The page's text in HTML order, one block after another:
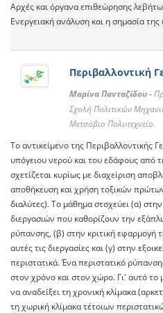
Αρχές και όργανα επιθεώρησης
Ενεργειακή ανάλυση και η σημασία της
Περιβαλλοντική
Μαρίνα Πανταζίδου -
Σχολή Πολιτικών
Μετσόβιο Πολυτεχνείο
Το αντικείμενο της Περιβαλλοντικής
υπόγειου νερού και του εδάφους από
σχετίζεται κυρίως με διαχείριση
αποθήκευση και χρήση τοξικών
διαλύτες). Το μάθημα στοχεύει (α)
διεργασιών που καθορίζουν την
ρύπανσης, (β) στην κριτική
αυτές τις διεργασίες και (γ) στην
περιστατικά. Ένα περιστατικό
στον χρόνο και στον χώρο. Γι' αυτό
να αναδείξει τη χρονική κλίμακα
τη χωρική κλίμακα τέτοιων